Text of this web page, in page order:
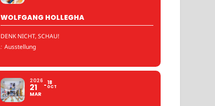
WOLFGANG HOLLEGHA
DENK NICHT, SCHAU!
: Ausstellung
2026
21
MAR
18
OCT